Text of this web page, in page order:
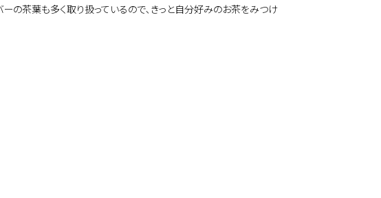
の茶葉も多く取り扱っているので､きっと自分好みのお茶をみつけ